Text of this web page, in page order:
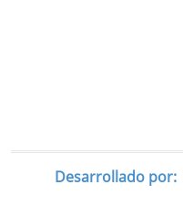
Desarrollado por: